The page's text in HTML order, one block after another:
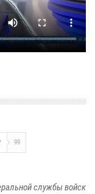
99
службы войск